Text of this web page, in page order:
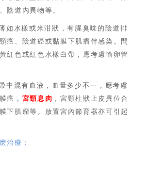
陰道內異物等。
如水樣或米泔狀，有腥臭味的陰道排
癌、陰道癌或黏膜下肌瘤伴感染。間
紅色或紅色水樣白帶，應考慮輸卵管
中混有血液，血量多少不一，應考慮
癌， 宮頸息肉 ，宮頸柱狀上皮異位合
下肌瘤等。放置宮內節育器亦可引起
治療：